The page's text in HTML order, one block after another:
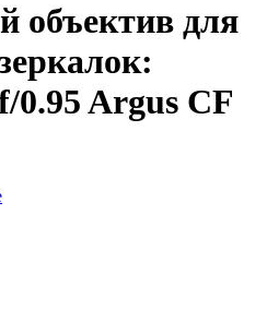
объектив для
0.95 Argus CF